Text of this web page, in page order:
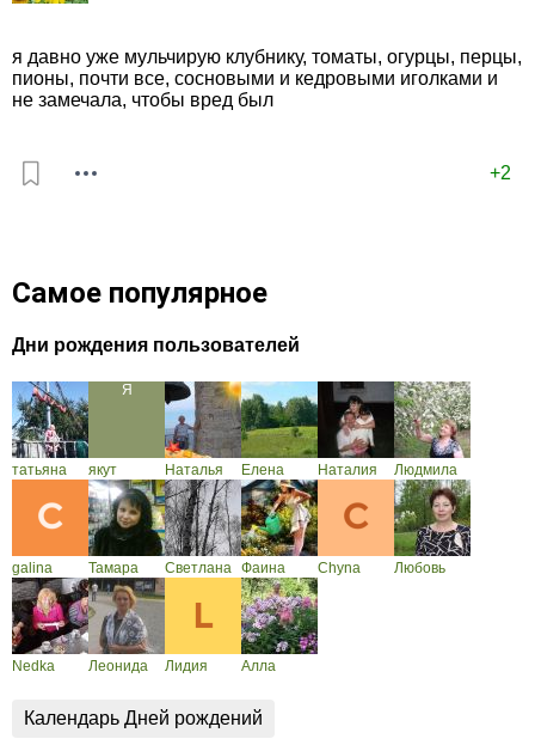
+2
я давно уже мульчирую клубнику, томаты, огурцы, перцы,
пионы, почти все, сосновыми и кедровыми иголками и
не замечала, чтобы вред был
Самое популярное
Дни рождения пользователей
татьяна якут Наталья Елена Наталия Людмила
galina Тамара Светлана Фаина Chyna Любовь
Nedka Леонида Лидия Алла
Календарь Дней рождений